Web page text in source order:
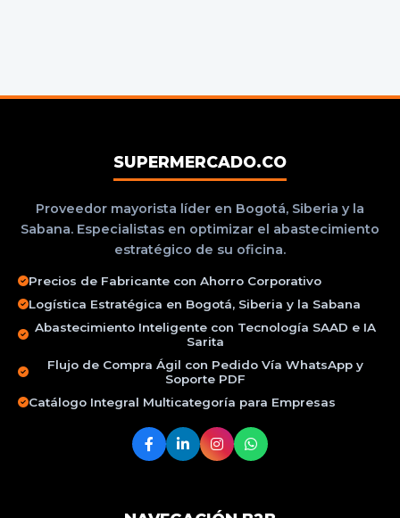
SUPERMERCADO.CO
Proveedor mayorista líder en Bogotá, Siberia y la
Sabana. Especialistas en optimizar el abastecimiento
estratégico de su oficina.
Precios de Fabricante con Ahorro Corporativo
Logística Estratégica en Bogotá, Siberia y la Sabana
Abastecimiento Inteligente con Tecnología SAAD e IA
Sarita
Flujo de Compra Ágil con Pedido Vía WhatsApp y
Soporte PDF
Catálogo Integral Multicategoría para Empresas